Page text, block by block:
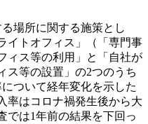
場所に関する施策とし
イトオフィス」（「専門事
ィス等の利用」と「自社が
ス等の設置」の2つのうち
ついて経年変化を示した
率はコロナ禍発生後から大
では1年前の結果を下回っ